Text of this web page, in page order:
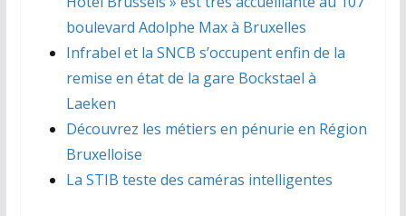
boulevard Adolphe Max à Bruxelles
Infrabel et la SNCB s’occupent enfin de la
remise en état de la gare Bockstael à
Laeken
Découvrez les métiers en pénurie en Région
Bruxelloise
La STIB teste des caméras intelligentes